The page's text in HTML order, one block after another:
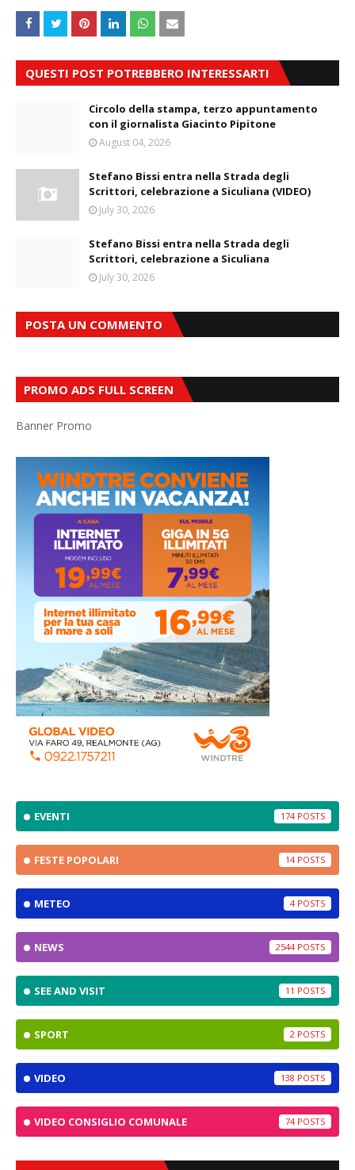
QUESTI POST POTREBBERO INTERESSARTI
Circolo della stampa, terzo appuntamento
con il giornalista Giacinto Pipitone
August 04, 2026
Stefano Bissi entra nella Strada degli
Scrittori, celebrazione a Siculiana (VIDEO)
July 30, 2026
Stefano Bissi entra nella Strada degli
Scrittori, celebrazione a Siculiana
July 30, 2026
POSTA UN COMMENTO
PROMO ADS FULL SCREEN
Banner Promo
EVENTI 174
FESTE POPOLARI 14
METEO 4
NEWS 2544
SEE AND VISIT 11
SPORT 2
VIDEO 138
VIDEO CONSIGLIO COMUNALE 74